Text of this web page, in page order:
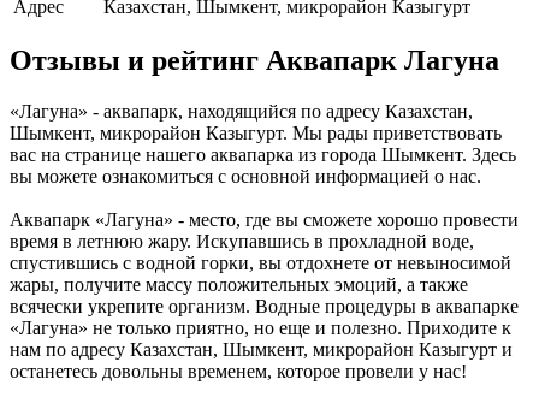
Адрес
Казахстан, Шымкент, микрорайон Казыгурт
Отзывы и рейтинг Аквапарк Лагуна
«Лагуна» - аквапарк, находящийся по адресу Казахстан,
Шымкент, микрорайон Казыгурт. Мы рады приветствовать
вас на странице нашего аквапарка из города Шымкент. Здесь
вы можете ознакомиться с основной информацией о нас.
Аквапарк «Лагуна» - место, где вы сможете хорошо провести
время в летнюю жару. Искупавшись в прохладной воде,
спустившись с водной горки, вы отдохнете от невыносимой
жары, получите массу положительных эмоций, а также
всячески укрепите организм. Водные процедуры в аквапарке
«Лагуна» не только приятно, но еще и полезно. Приходите к
нам по адресу Казахстан, Шымкент, микрорайон Казыгурт и
останетесь довольны временем, которое провели у нас!